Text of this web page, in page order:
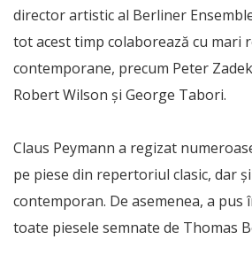
director artistic al Berliner
tot acest timp colaborează cu mari
contemporane, precum Peter
Robert Wilson și George Tabori.
Claus Peymann a regizat
pe piese din repertoriul clasic, dar
contemporan. De asemenea, a pus
toate piesele semnate de Thomas